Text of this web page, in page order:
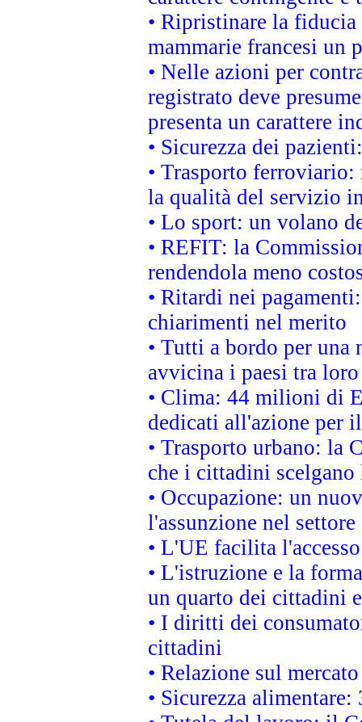
• Ripristinare la
mammarie francesi un
• Nelle azioni per
registrato deve
presenta un carattere
• Sicurezza dei
• Trasporto
la qualità del servizio
• Lo sport: un volano
• REFIT: la
rendendola meno
• Ritardi nei
chiarimenti nel merito
• Tutti a bordo per una
avvicina i paesi tra loro
• Clima: 44 milioni di
dedicati all'azione per
• Trasporto urbano: la
che i cittadini
• Occupazione: un
l'assunzione nel
• L'UE facilita
• L'istruzione e la
un quarto dei cittadini
• I diritti dei
cittadini
• Relazione sul
• Sicurezza